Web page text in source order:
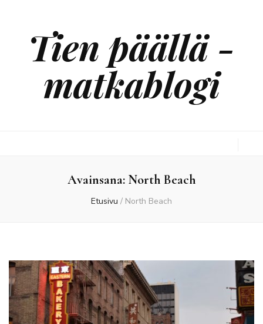
Tien päällä -
matkablogi
Avainsana: North Beach
Etusivu / North Beach